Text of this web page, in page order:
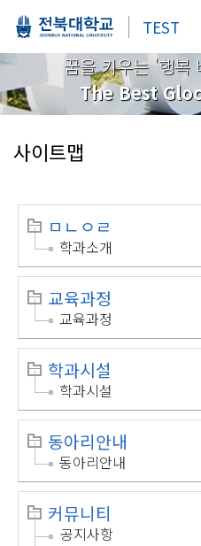
TEST
꿈을 키우는 '행복
The Best
사이트맵
ㅁㄴㅇㄹ
학과소개
교육과정
교육과정
학과시설
학과시설
동아리안내
동아리안내
커뮤니티
공지사항